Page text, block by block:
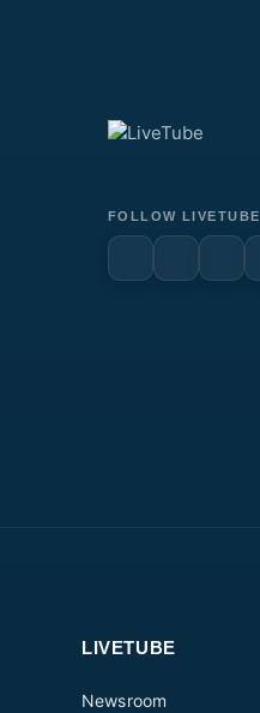
FOLLOW LIVETUBE
LIVETUBE
Newsroom